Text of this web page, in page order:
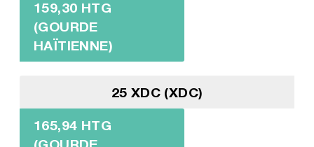
159,30 HTG
(GOURDE
HAÏTIENNE)
25 XDC (XDC)
165,94 HTG